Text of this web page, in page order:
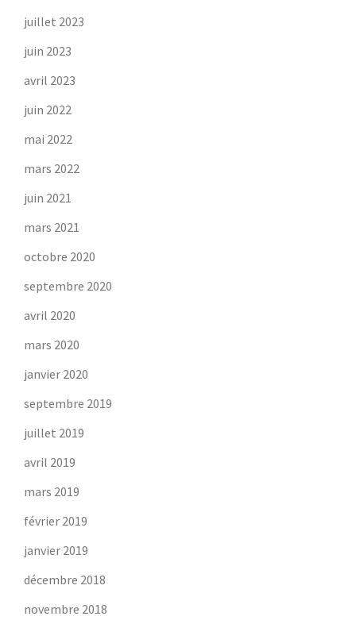
juillet 2023
juin 2023
avril 2023
juin 2022
mai 2022
mars 2022
juin 2021
mars 2021
octobre 2020
septembre 2020
avril 2020
mars 2020
janvier 2020
septembre 2019
juillet 2019
avril 2019
mars 2019
février 2019
janvier 2019
décembre 2018
novembre 2018